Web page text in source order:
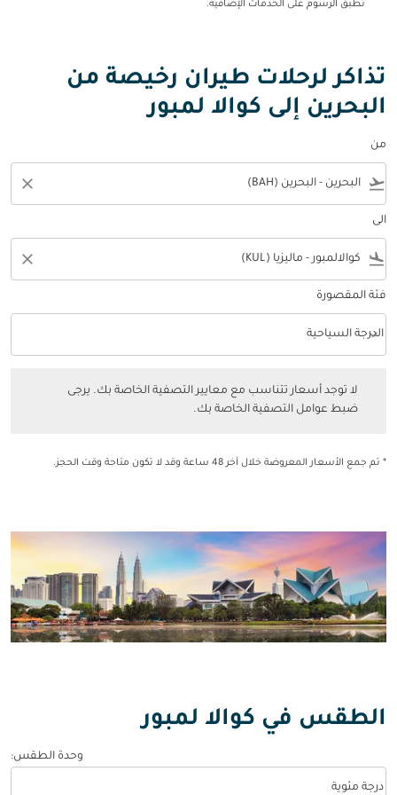
تطبق الرسوم على الخدمات الإضافية.
تذاكر لرحلات طيران رخيصة من
البحرين إلى كوالا لمبور
من
flight_takeoff
close
الى
flight_land
close
فئة المقصورة
فئة المقصورة option الدرجة السياحية Selected
الدرجة السياحية
keyboard_arrow_down
لا توجد أسعار تتناسب مع معايير التصفية الخاصة بك. يرجى
ضبط عوامل التصفية الخاصة بك.
* تم جمع الأسعار المعروضة خلال آخر 48 ساعة وقد لا تكون متاحة وقت الحجز.
الطقس في كوالا لمبور
وحدة الطقس:
درجة مئوية